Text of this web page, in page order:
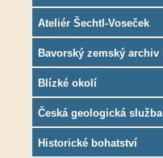
Ateliér Šechtl-Voseček
Bavorský zemský
Blízké okolí
Česká geologická
Historické bohatství